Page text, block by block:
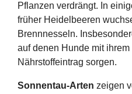
Pflanzen verdrängt. In
früher Heidelbeeren
Brennnesseln.
auf denen Hunde mit
Nährstoffeintrag sorgen.
Sonnentau-Arten zeigen